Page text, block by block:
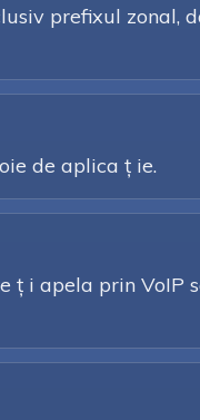
prefixul zonal,
de aplica ț ie.
ț i apela prin VoIP